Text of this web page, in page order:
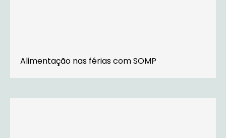
Alimentação nas férias com SOMP